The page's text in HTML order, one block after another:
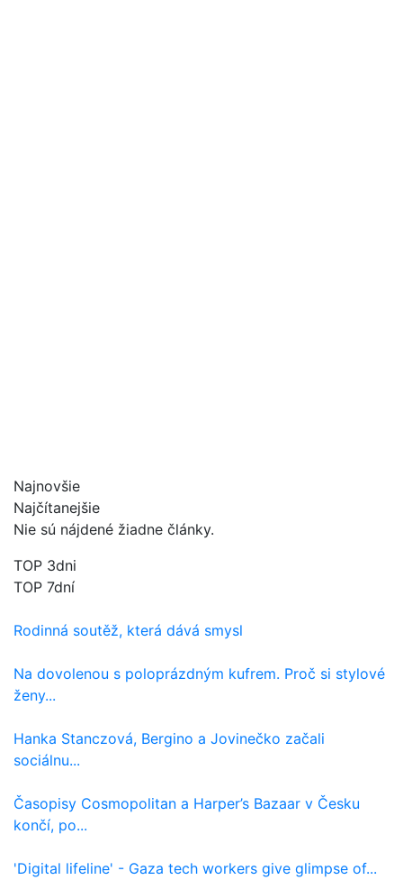
Najnovšie
Najčítanejšie
Nie sú nájdené žiadne články.
TOP 3dni
TOP 7dní
Rodinná soutěž, která dává smysl
Na dovolenou s poloprázdným kufrem. Proč si stylové
ženy...
Hanka Stanczová, Bergino a Jovinečko začali
sociálnu...
Časopisy Cosmopolitan a Harper’s Bazaar v Česku
končí, po...
'Digital lifeline' - Gaza tech workers give glimpse of...